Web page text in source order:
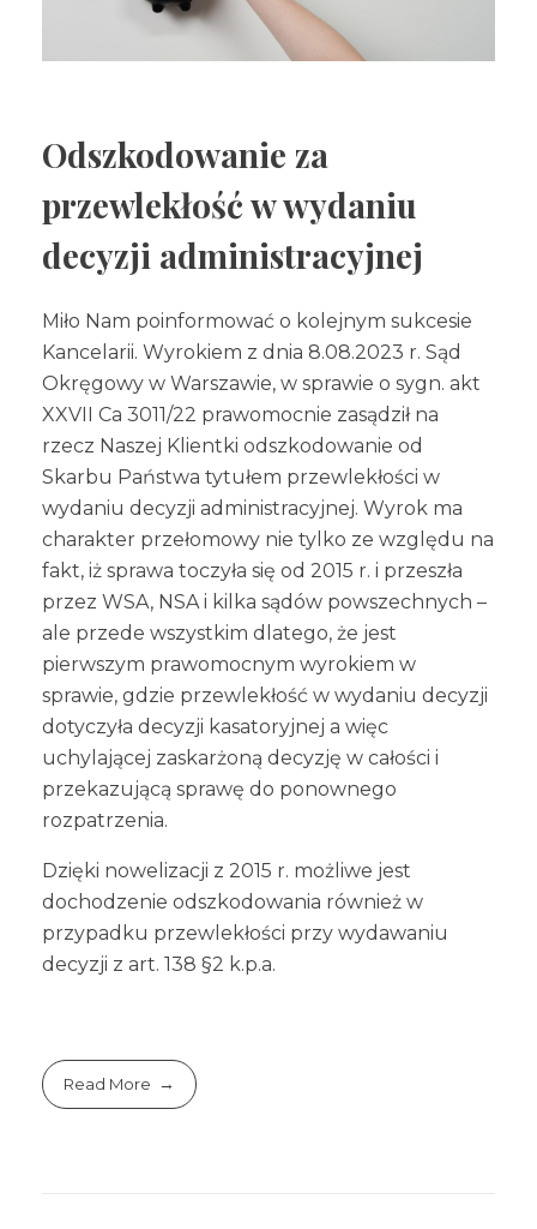
Prawo rodzinne i spadkowe
Prawo pracy i ubezpieczeń
Prawo handlowe
Prawo karne
Pozostałe sprawy
Porady prawne online
Nasz Zespół
Blog
Kontakt
Odszkodowanie za
przewlekłość w wydaniu
decyzji administracyjnej
Miło Nam poinformować o kolejnym sukcesie
Kancelarii. Wyrokiem z dnia 8.08.2023 r. Sąd
Okręgowy w Warszawie, w sprawie o sygn. akt
XXVII Ca 3011/22 prawomocnie zasądził na
rzecz Naszej Klientki odszkodowanie od
Skarbu Państwa tytułem przewlekłości w
wydaniu decyzji administracyjnej. Wyrok ma
charakter przełomowy nie tylko ze względu na
fakt, iż sprawa toczyła się od 2015 r. i przeszła
przez WSA, NSA i kilka sądów powszechnych –
ale przede wszystkim dlatego, że jest
pierwszym prawomocnym wyrokiem w
sprawie, gdzie przewlekłość w wydaniu decyzji
dotyczyła decyzji kasatoryjnej a więc
uchylającej zaskarżoną decyzję w całości i
przekazującą sprawę do ponownego
rozpatrzenia.
Dzięki nowelizacji z 2015 r. możliwe jest
dochodzenie odszkodowania również w
przypadku przewlekłości przy wydawaniu
decyzji z art. 138 §2 k.p.a.
Read More